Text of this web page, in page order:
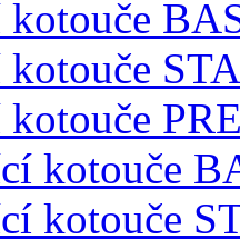
kotouče
kotouče
kotouče
kotouče
kotouče